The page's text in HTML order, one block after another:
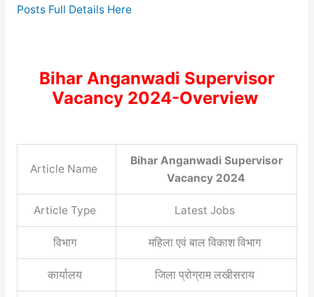
Posts Full Details Here
Bihar Anganwadi Supervisor
Vacancy 2024-Overview
Article Name
Bihar Anganwadi Supervisor
Vacancy 2024
Article Type Latest Jobs
विभाग महिला एवं बाल विकाश विभाग
कार्यालय जिला प्रोग्राम लखीसराय